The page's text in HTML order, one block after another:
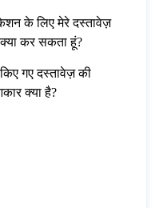
के लिए मेरे दस्तावेज़
कर सकता हूं?
गए दस्तावेज़ की
क्या है?